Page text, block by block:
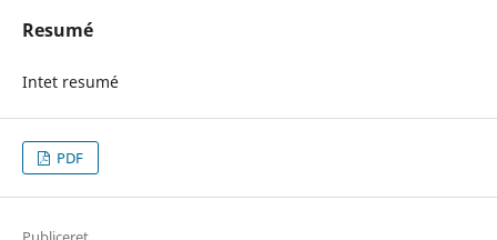
Resumé
Intet resumé
PDF